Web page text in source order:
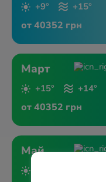
+9° +15°
от 40352 грн
Март
+15° +14°
от 40352 грн
Май